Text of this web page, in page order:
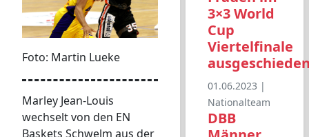
Foto: Martin Lueke
Marley Jean-Louis
wechselt von den EN
Baskets Schwelm aus der
3×3 World
Cup
Viertelfinale
01.06.2023 |
Nationalteam
DBB